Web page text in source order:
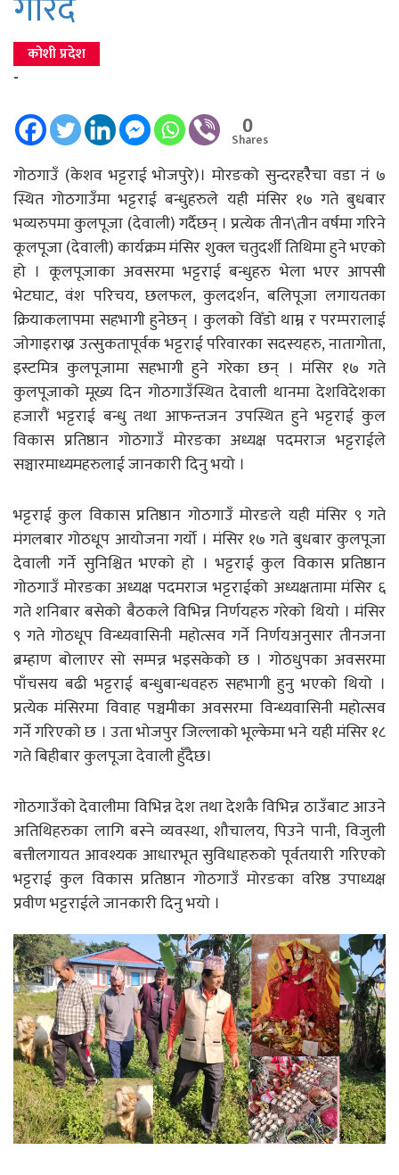
कोशी प्रदेश
-
0
Shares
गोठगाउँ (केशव भट्टराई भोजपुरे)। मोरङको सुन्दरहरैैचा वडा नं ७
स्थित गोठगाउँमा भट्टराई बन्धुहरुले यही मंसिर १७ गते बुधबार
भव्यरुपमा कुलपूजा (देवाली) गर्दैछन् । प्रत्येक तीन\तीन वर्षमा गरिने
कूलपूजा (देवाली) कार्यक्रम मंसिर शुक्ल चतुदर्शी तिथिमा हुने भएको
हो । कूलपूजाका अवसरमा भट्टराई बन्धुहरु भेला भएर आपसी
भेटघाट, वंश परिचय, छलफल, कुलदर्शन, बलिपूजा लगायतका
क्रियाकलापमा सहभागी हुनेछन् । कुलको विँडो थाम्न र परम्परालाई
जोगाइराख्न उत्सुकतापूर्वक भट्टराई परिवारका सदस्यहरु, नातागोता,
इस्टमित्र कुलपूजामा सहभागी हुने गरेका छन् । मंसिर १७ गते
कुलपूजाको मूख्य दिन गोठगाउँस्थित देवाली थानमा देशविदेशका
हजारौं भट्टराई बन्धु तथा आफन्तजन उपस्थित हुने भट्टराई कुल
विकास प्रतिष्ठान गोठगाउँ मोरङका अध्यक्ष पदमराज भट्टराईले
सञ्चारमाध्यमहरुलाई जानकारी दिनु भयो ।
भट्टराई कुल विकास प्रतिष्ठान गोठगाउँ मोरङले यही मंसिर ९ गते
मंगलबार गोठधूप आयोजना गर्यो । मंसिर १७ गते बुधबार कुलपूजा
देवाली गर्ने सुनिश्चित भएकाे हो । भट्टराई कुल विकास प्रतिष्ठान
गोठगाउँ मोरङका अध्यक्ष पदमराज भट्टराईको अध्यक्षतामा मंसिर ६
गते शनिबार बसेको बैठकले विभिन्न निर्णयहरु गरेकाे थियाे । मंसिर
९ गते गोठधूप विन्ध्यवासिनी महोत्सव गर्ने निर्णयअनुसार तीनजना
ब्रम्हाण बोलाएर सो सम्पन्न भइसकेको छ । गोठधुपका अवसरमा
पाँचसय बढी भट्टराई बन्धुबान्धवहरु सहभागी हुनु भएको थियो ।
प्रत्येक मंसिरमा विवाह पञ्चमीका अवसरमा विन्ध्यवासिनी महोत्सव
गर्ने गरिएको छ । उता भोजपुर जिल्लाको भूल्केमा भने यही मंसिर १८
गते बिहीबार कुलपूजा देवाली हुँदैछ।
गाेठगाउँकाे देवालीमा विभिन्न देश तथा देशकै विभिन्न ठाउँबाट आउने
अतिथिहरुका लागि बस्ने व्यवस्था, शौचालय, पिउने पानी, विजुली
बत्तीलगायत आवश्यक आधारभूत सुविधाहरुको पूर्वतयारी गरिएको
भट्टराई कुल विकास प्रतिष्ठान गोठगाउँ मोरङका वरिष्ठ उपाध्यक्ष
प्रवीण भट्टराईले जानकारी दिनु भयो ।